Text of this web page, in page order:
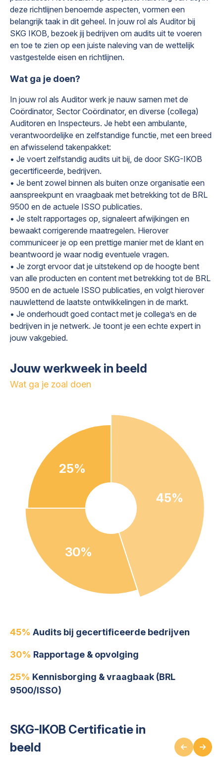
deze richtlijnen benoemde aspecten, vormen een
belangrijk taak in dit geheel. In jouw rol als Auditor bij
SKG IKOB, bezoek jij bedrijven om audits uit te voeren
en toe te zien op een juiste naleving van de wettelijk
vastgestelde eisen en richtlijnen.
Wat ga je doen?
In jouw rol als Auditor werk je nauw samen met de
Coördinator, Sector Coördinator, en diverse (collega)
Auditoren en Inspecteurs. Je hebt een ambulante,
verantwoordelijke en zelfstandige functie, met een breed
en afwisselend takenpakket:
• Je voert zelfstandig audits uit bij, de door SKG-IKOB
gecertificeerde, bedrijven.
• Je bent zowel binnen als buiten onze organisatie een
aanspreekpunt en vraagbaak met betrekking tot de BRL
9500 en de actuele ISSO publicaties.
• Je stelt rapportages op, signaleert afwijkingen en
bewaakt corrigerende maatregelen. Hierover
communiceer je op een prettige manier met de klant en
beantwoord je waar nodig eventuele vragen.
• Je zorgt ervoor dat je uitstekend op de hoogte bent
van alle producten en content met betrekking tot de BRL
9500 en de actuele ISSO publicaties, en volgt hierover
nauwlettend de laatste ontwikkelingen in de markt.
• Je onderhoudt goed contact met je collega’s en de
bedrijven in je netwerk. Je toont je een echte expert in
jouw vakgebied.
Jouw werkweek in beeld
Wat ga je zoal doen
45%
30%
25%
45% Audits bij gecertificeerde bedrijven
30% Rapportage & opvolging
25% Kennisborging & vraagbaak (BRL
9500/ISSO)
SKG-IKOB Certificatie in
beeld